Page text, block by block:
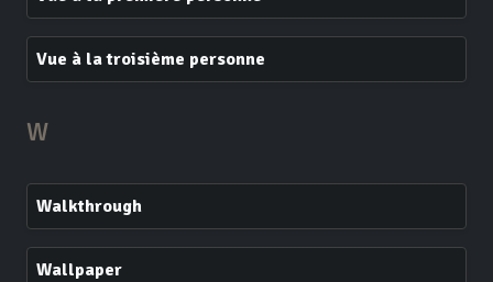
Vue à la troisième personne
W
Walkthrough
Wallpaper